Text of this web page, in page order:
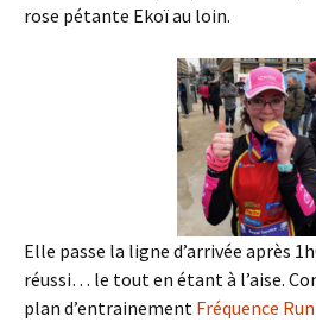
rose pétante Ekoï au loin.
Elle passe la ligne d’arrivée après
réussi… le tout en étant à l’aise.
plan d’entrainement Fréquence